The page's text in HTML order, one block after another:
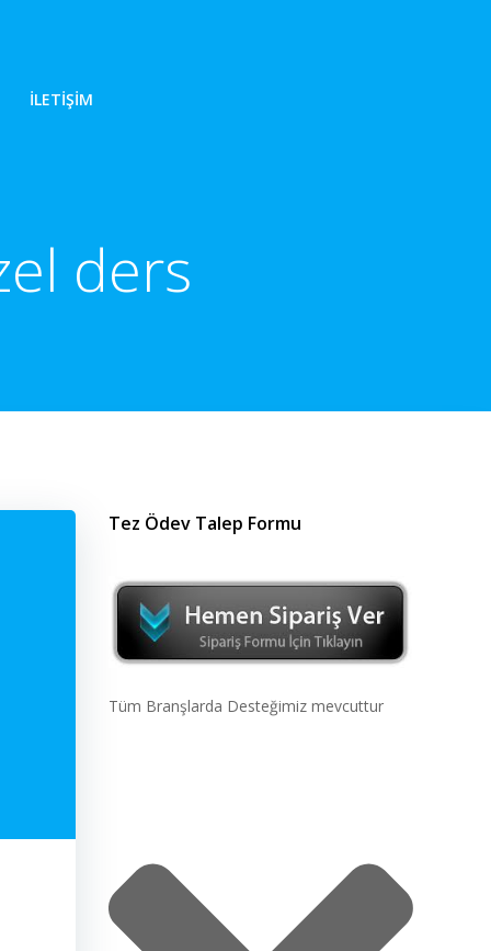
İLETIŞIM
ders
Tez Ödev Talep Formu
Tüm Branşlarda Desteğimiz mevcuttur